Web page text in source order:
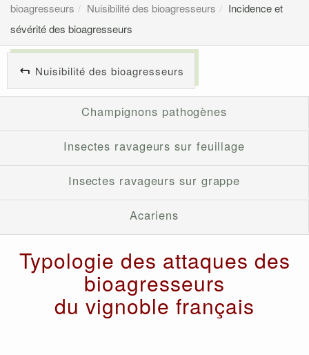
bioagresseurs
Nuisibilité des bioagresseurs
Incidence et
sévérité des bioagresseurs
Nuisibilité des bioagresseurs
Champignons pathogènes
Insectes ravageurs sur feuillage
Insectes ravageurs sur grappe
Acariens
Typologie des attaques des
bioagresseurs
du vignoble français